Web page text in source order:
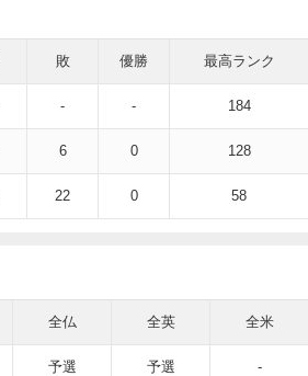
敗 優勝 最高ランク
- - 184
6 0 128
22 0 58
全仏 全英 全米
予選 予選 -